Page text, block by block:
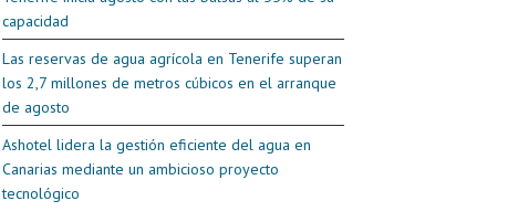
capacidad
Las reservas de agua agrícola en Tenerife superan
los 2,7 millones de metros cúbicos en el arranque
de agosto
Ashotel lidera la gestión eficiente del agua en
Canarias mediante un ambicioso proyecto
tecnológico